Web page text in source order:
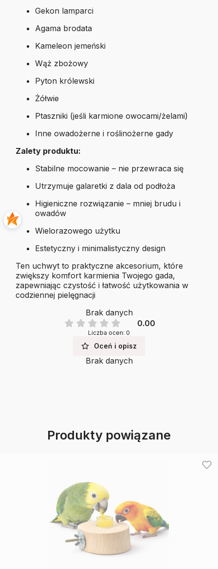
Gekon lamparci
Agama brodata
Kameleon jemeński
Wąż zbożowy
Pyton królewski
Żółwie
Ptaszniki (jeśli karmione owocami/żelami)
Inne owadożerne i roślinożerne gady
Zalety produktu:
Stabilne mocowanie – nie przewraca się
Utrzymuje galaretki z dala od podłoża
Higieniczne rozwiązanie – mniej brudu i
owadów
Wielorazowego użytku
Estetyczny i minimalistyczny design
Ten uchwyt to praktyczne akcesorium, które
zwiększy komfort karmienia Twojego gada,
zapewniając czystość i łatwość użytkowania w
codziennej pielęgnacji
Brak danych
0.00
Liczba ocen: 0
Oceń i opisz
Brak danych
Produkty powiązane